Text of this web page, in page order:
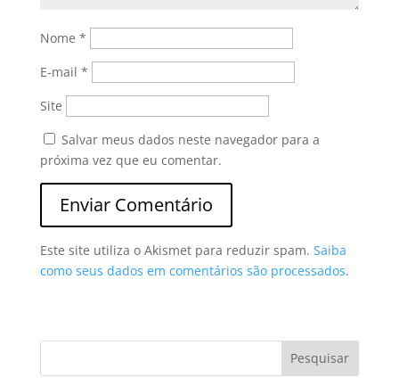
Nome *
E-mail *
Site
Salvar meus dados neste navegador para a
próxima vez que eu comentar.
Este site utiliza o Akismet para reduzir spam. Saiba
como seus dados em comentários são processados.
Pesquisar